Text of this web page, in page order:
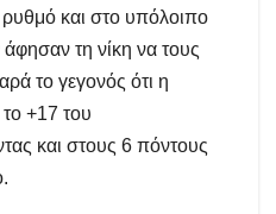
ρυθμό και στο υπόλοιπο
τη νίκη να τους
το γεγονός ότι η
+17 του
και στους 6 πόντους